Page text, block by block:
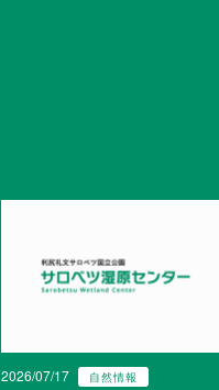
2026/07/17 自然情報